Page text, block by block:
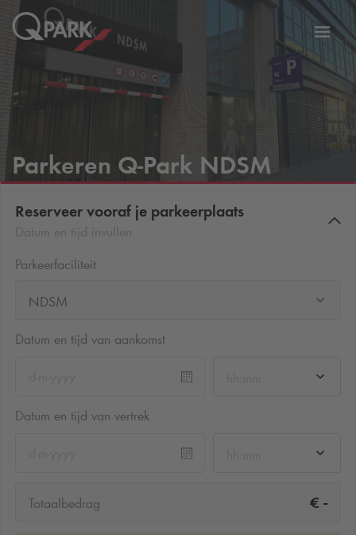
Parkeren Q-Park NDSM
Reserveer vooraf je parkeerplaats
Parkeerfaciliteit
NDSM
Datum en tijd van aankomst
Datum en tijd van vertrek
Totaalbedrag € -